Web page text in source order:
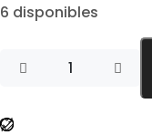
6 disponibles